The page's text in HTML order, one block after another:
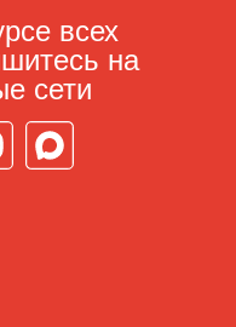
всех
на
сети